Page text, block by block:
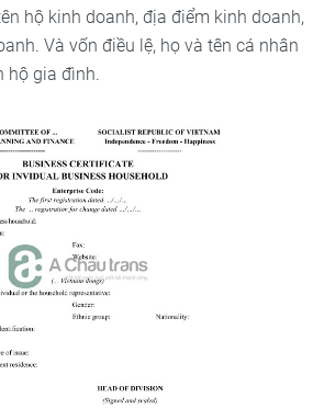
hộ kinh doanh, địa điểm kinh doanh,
Và vốn điều lệ, họ và tên cá nhân
hộ gia đình.